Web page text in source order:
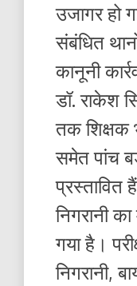
उजागर हो
संबंधित
कानूनी
डॉ. राकेश
तक शिक्षक
समेत पांच
प्रस्तावित
निगरानी
गया है।
निगरानी,